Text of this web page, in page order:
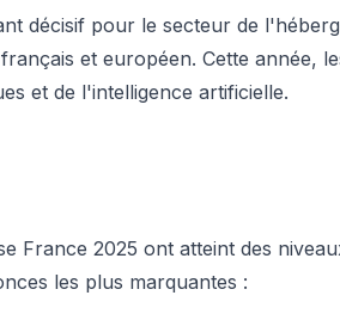
décisif pour le secteur de
et européen. Cette année,
et de l'intelligence artificielle.
France 2025 ont atteint des
les plus marquantes :